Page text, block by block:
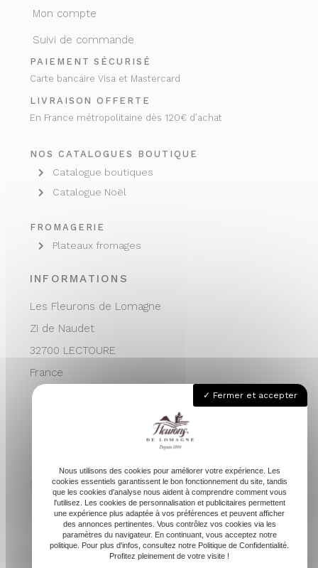
INFORMATIONS
Les Fleurons de Lomagne
ZI de Naudet
32700 LECTOURE
France
contactvpc@fleuronsdelomagne.com
Depuis 1994
Mon compte
Suivi de commande
PAIEMENT SÉCURISÉ
Carte bancaire Visa et Mastercard
LIVRAISON OFFERTE
En France métropolitaine dès 120€ d’achat
NOS CATALOGUES BOUTIQUE
Catalogue boutiques
Catalogue Noël
FROMAGERIE
Plateaux fromages
Fermer et accepter
Nous utilisons des cookies pour améliorer votre expérience. Les
cookies essentiels garantissent le bon fonctionnement du site, tandis
que les cookies d'analyse nous aident à comprendre comment vous
l'utilisez. Les cookies de personnalisation et publicitaires permettent
une expérience plus adaptée à vos préférences et peuvent afficher
des annonces pertinentes. Vous contrôlez vos cookies via les
paramètres du navigateur. En continuant, vous acceptez notre
politique. Pour plus d'infos, consultez notre Politique de Confidentialité.
Profitez pleinement de votre visite !